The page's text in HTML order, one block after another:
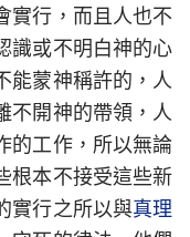
實行，而且人也不
識或不明白神的心
能蒙神稱許的，人
不開神的帶領，人
的工作，所以無論
根本不接受這些新
實行之所以與真理